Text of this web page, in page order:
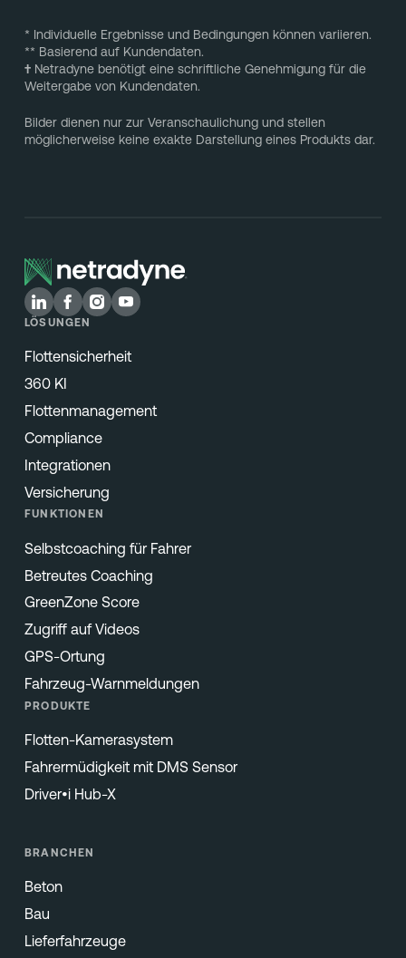
* Individuelle Ergebnisse und Bedingungen können variieren.
** Basierend auf Kundendaten.
†Netradyne benötigt eine schriftliche Genehmigung für die
Weitergabe von Kundendaten.
Bilder dienen nur zur Veranschaulichung und stellen
möglicherweise keine exakte Darstellung eines Produkts dar.
LÖSUNGEN
Flottensicherheit
360 KI
Flottenmanagement
Compliance
Integrationen
Versicherung
FUNKTIONEN
Selbstcoaching für Fahrer
Betreutes Coaching
GreenZone Score
Zugriff auf Videos
GPS-Ortung
Fahrzeug-Warnmeldungen
PRODUKTE
Flotten-Kamerasystem
Fahrermüdigkeit mit DMS Sensor
Driver•i Hub-X
BRANCHEN
Beton
Bau
Lieferfahrzeuge